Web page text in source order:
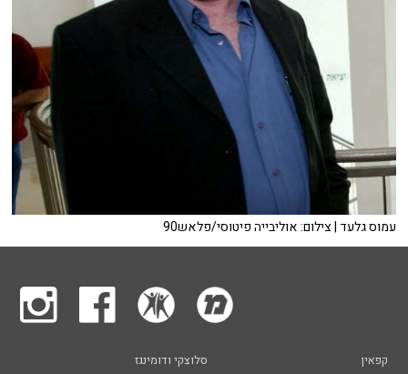
עמוס גלעד | צילום: אוליבייה פיטוסי/פלאש90
קפאין
סלוצקי ודומינגז